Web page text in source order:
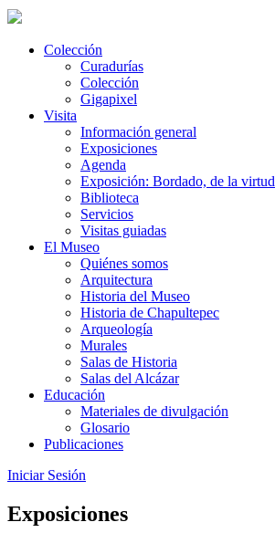
Colección
Curadurías
Colección
Gigapixel
Visita
Información general
Exposiciones
Agenda
Exposición: Bordado, de la virtud
Biblioteca
Servicios
Visitas guiadas
El Museo
Quiénes somos
Arquitectura
Historia del Museo
Historia de Chapultepec
Arqueología
Murales
Salas de Historia
Salas del Alcázar
Educación
Materiales de divulgación
Glosario
Publicaciones
Iniciar Sesión
Exposiciones